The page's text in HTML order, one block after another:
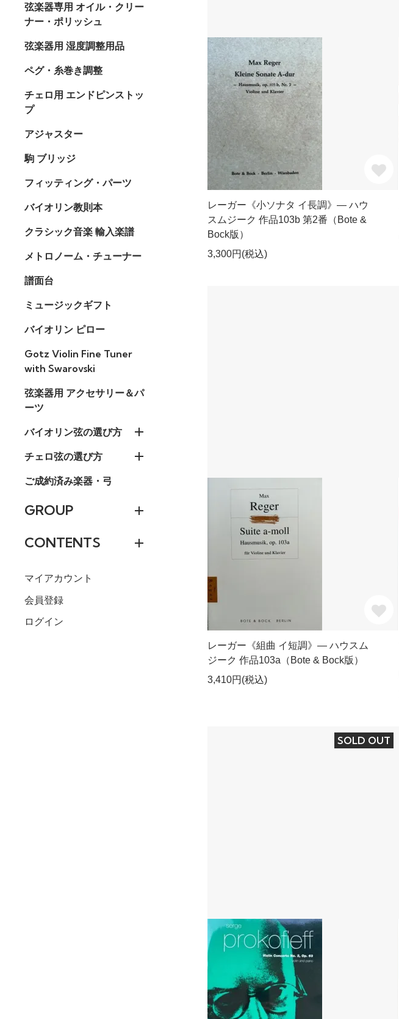
弦楽器専用 オイル・クリー
ナー・ポリッシュ
弦楽器用 湿度調整用品
ペグ・糸巻き調整
チェロ用 エンドピンストッ
プ
アジャスター
駒 ブリッジ
フィッティング・パーツ
バイオリン教則本
クラシック音楽 輸入楽譜
メトロノーム・チューナー
譜面台
ミュージックギフト
バイオリン ピロー
Gotz Violin Fine Tuner
with Swarovski
弦楽器用 アクセサリー＆パ
ーツ
バイオリン弦の選び方
チェロ弦の選び方
ご成約済み楽器・弓
GROUP
CONTENTS
マイアカウント
会員登録
ログイン
レーガー《小ソナタ イ長調》― ハウ
スムジーク 作品103b 第2番（Bote &
Bock版）
3,300円(税込)
レーガー《組曲 イ短調》― ハウスム
ジーク 作品103a（Bote & Bock版）
3,410円(税込)
SOLD OUT